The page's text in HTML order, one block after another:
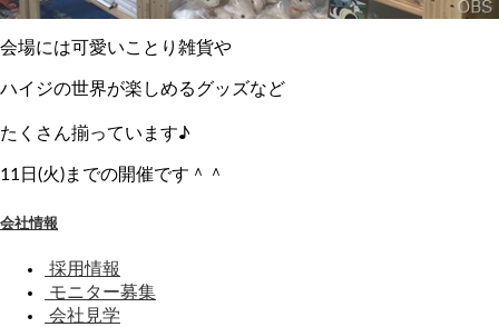
会場には可愛いことり雑貨や
ハイジの世界が楽しめるグッズなど
たくさん揃っています♪
11日(火)までの開催です＾＾
会社情報
採用情報
モニター募集
会社見学